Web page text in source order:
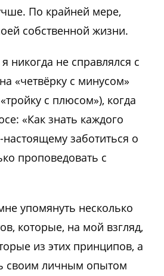
По крайней мере,
собственной жизни.
никогда не справлялся с
«четвёрку с минусом»
с плюсом»), когда
«Как знать каждого
настоящему заботиться о
проповедовать с
упомянуть несколько
которые, на мой взгляд,
из этих принципов, а
своим личным опытом